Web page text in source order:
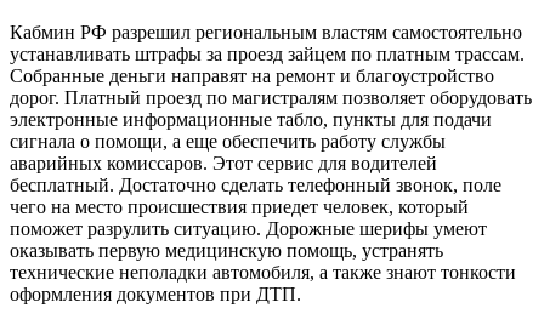
Кабмин РФ разрешил региональным властям самостоятельно
устанавливать штрафы за проезд зайцем по платным трассам.
Собранные деньги направят на ремонт и благоустройство
дорог. Платный проезд по магистралям позволяет оборудовать
электронные информационные табло, пункты для подачи
сигнала о помощи, а еще обеспечить работу службы
аварийных комиссаров. Этот сервис для водителей
бесплатный. Достаточно сделать телефонный звонок, поле
чего на место происшествия приедет человек, который
поможет разрулить ситуацию. Дорожные шерифы умеют
оказывать первую медицинскую помощь, устранять
технические неполадки автомобиля, а также знают тонкости
оформления документов при ДТП.